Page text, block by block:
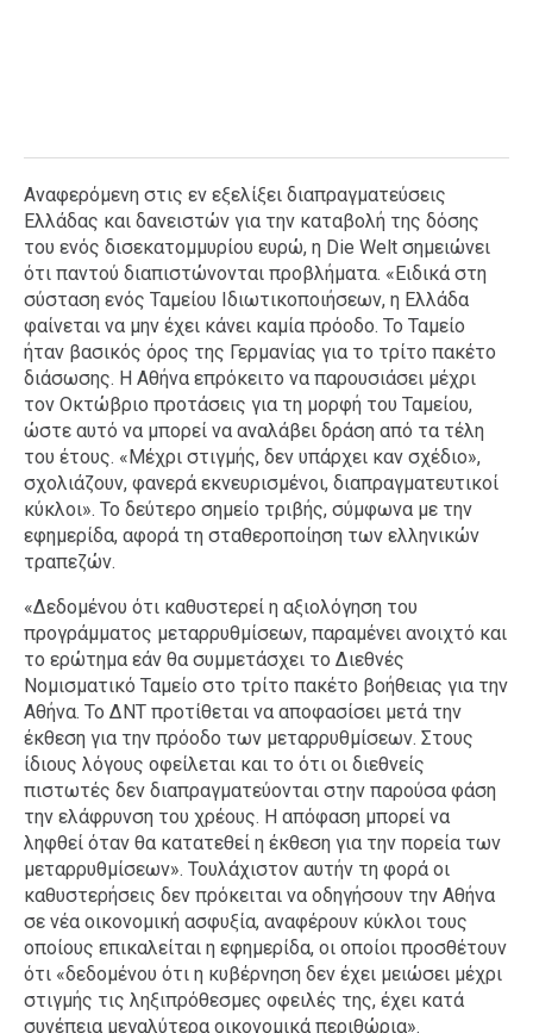
Αναφερόμενη στις εν εξελίξει διαπραγματεύσεις
Ελλάδας και δανειστών για την καταβολή της δόσης
του ενός δισεκατομμυρίου ευρώ, η Die Welt σημειώνει
ότι παντού διαπιστώνονται προβλήματα. «Ειδικά στη
σύσταση ενός Ταμείου Ιδιωτικοποιήσεων, η Ελλάδα
φαίνεται να μην έχει κάνει καμία πρόοδο. Το Ταμείο
ήταν βασικός όρος της Γερμανίας για το τρίτο πακέτο
διάσωσης. Η Αθήνα επρόκειτο να παρουσιάσει μέχρι
τον Οκτώβριο προτάσεις για τη μορφή του Ταμείου,
ώστε αυτό να μπορεί να αναλάβει δράση από τα τέλη
του έτους. «Μέχρι στιγμής, δεν υπάρχει καν σχέδιο»,
σχολιάζουν, φανερά εκνευρισμένοι, διαπραγματευτικοί
κύκλοι». Το δεύτερο σημείο τριβής, σύμφωνα με την
εφημερίδα, αφορά τη σταθεροποίηση των ελληνικών
τραπεζών.
«Δεδομένου ότι καθυστερεί η αξιολόγηση του
προγράμματος μεταρρυθμίσεων, παραμένει ανοιχτό και
το ερώτημα εάν θα συμμετάσχει το Διεθνές
Νομισματικό Ταμείο στο τρίτο πακέτο βοήθειας για την
Αθήνα. Το ΔΝΤ προτίθεται να αποφασίσει μετά την
έκθεση για την πρόοδο των μεταρρυθμίσεων. Στους
ίδιους λόγους οφείλεται και το ότι οι διεθνείς
πιστωτές δεν διαπραγματεύονται στην παρούσα φάση
την ελάφρυνση του χρέους. Η απόφαση μπορεί να
ληφθεί όταν θα κατατεθεί η έκθεση για την πορεία των
μεταρρυθμίσεων». Τουλάχιστον αυτήν τη φορά οι
καθυστερήσεις δεν πρόκειται να οδηγήσουν την Αθήνα
σε νέα οικονομική ασφυξία, αναφέρουν κύκλοι τους
οποίους επικαλείται η εφημερίδα, οι οποίοι προσθέτουν
ότι «δεδομένου ότι η κυβέρνηση δεν έχει μειώσει μέχρι
στιγμής τις ληξιπρόθεσμες οφειλές της, έχει κατά
συνέπεια μεγαλύτερα οικονομικά περιθώρια».